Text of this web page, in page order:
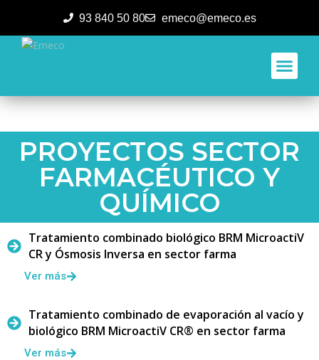
93 840 50 80 emeco@emeco.es
PROYECTOS SECTOR
FARMACÉUTICO Y
QUÍMICO
Tratamiento combinado biológico BRM MicroactiV
CR y Ósmosis Inversa en sector farma
Ver más
Tratamiento combinado de evaporación al vacío y
biológico BRM MicroactiV CR® en sector farma
Ver más